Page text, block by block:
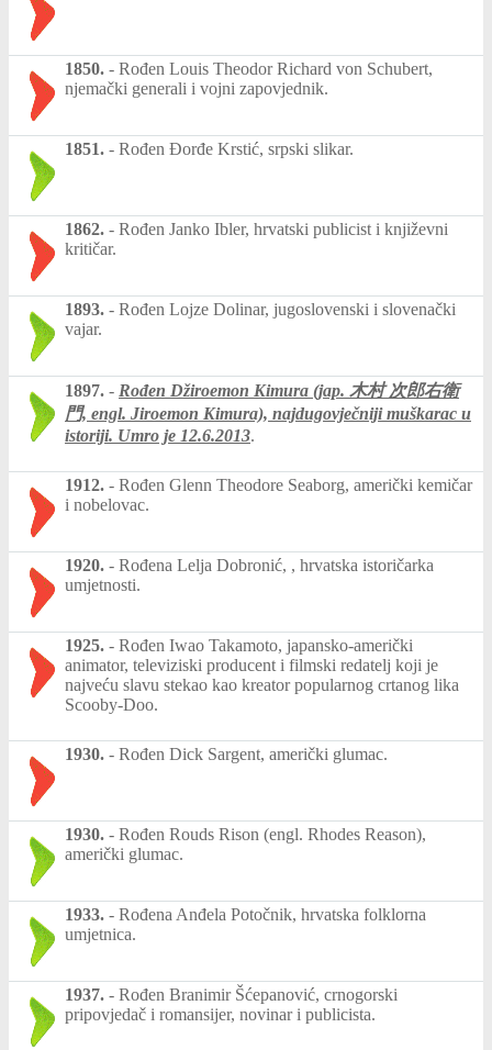
1850. - Rođen Louis Theodor Richard von Schubert,
njemački generali i vojni zapovjednik.
1851. - Rođen Đorđe Krstić, srpski slikar.
1862. - Rođen Janko Ibler, hrvatski publicist i književni
kritičar.
1893. - Rođen Lojze Dolinar, jugoslovenski i slovenački
vajar.
1897. - Rođen Džiroemon Kimura (jap. 木村 次郎右衛
門, engl. Jiroemon Kimura), najdugovječniji muškarac u
istoriji. Umro je 12.6.2013.
1912. - Rođen Glenn Theodore Seaborg, američki kemičar
i nobelovac.
1920. - Rođena Lelja Dobronić, , hrvatska istoričarka
umjetnosti.
1925. - Rođen Iwao Takamoto, japansko-američki
animator, televiziski producent i filmski redatelj koji je
najveću slavu stekao kao kreator popularnog crtanog lika
Scooby-Doo.
1930. - Rođen Dick Sargent, američki glumac.
1930. - Rođen Rouds Rison (engl. Rhodes Reason),
američki glumac.
1933. - Rođena Anđela Potočnik, hrvatska folklorna
umjetnica.
1937. - Rođen Branimir Šćepanović, crnogorski
pripovjedač i romansijer, novinar i publicista.